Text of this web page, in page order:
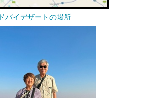
ドバイデザートの場所